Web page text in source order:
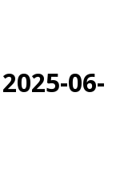
06-